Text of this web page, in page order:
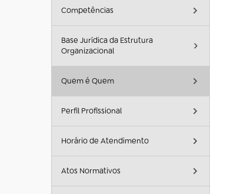
Competências
Base Jurídica da Estrutura
Organizacional
Quem é Quem
Perfil Profissional
Horário de Atendimento
Atos Normativos